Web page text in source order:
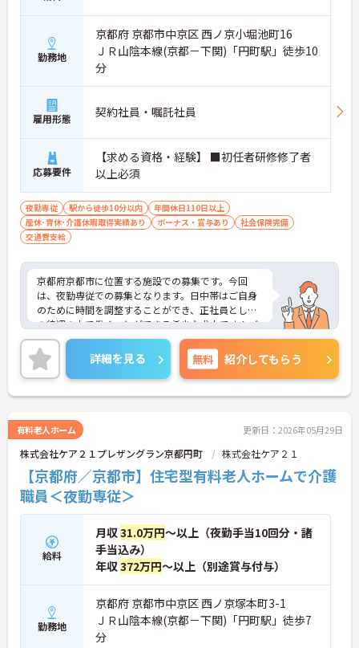
勤務地
京都府 京都市中京区 西ノ京小堀池町16
ＪＲ山陰本線(京都－下関)「円町駅」徒歩10
分
雇用形態 契約社員・嘱託社員
応募要件
【求める資格・経験】 ■初任者研修修了者
以上必須
夜勤専従 駅から徒歩10分以内
年間休日110日以上
産休･育休･介護休暇取得実績あり
ボーナス・賞与あり
社会保険完備
交通費支給
京都府京都市に位置する施設での募集です。今回
は、夜勤専従での募集となります。日中帯はご自身
のために時間を調整することができ、正社員として
の待遇の中で働くことができる希少な求人です！ご
興味のある方は、ご面接のポイントをお伝えします
ので、お気軽にお問い合わせください。
詳細を見る 無料 紹介してもらう
有料老人ホーム 更新日：2026年05月29日
株式会社ケア２１プレザングラン京都円町 株式会社ケア２１
【京都府／京都市】住宅型有料老人ホームで介護
職員＜夜勤専従＞
給料
月収31.0万円～以上（夜勤手当10回分・諸
手当込み）
年収372万円～以上（別途賞与付与）
勤務地
京都府 京都市中京区 西ノ京塚本町3-1
ＪＲ山陰本線(京都－下関)「円町駅」徒歩7
分